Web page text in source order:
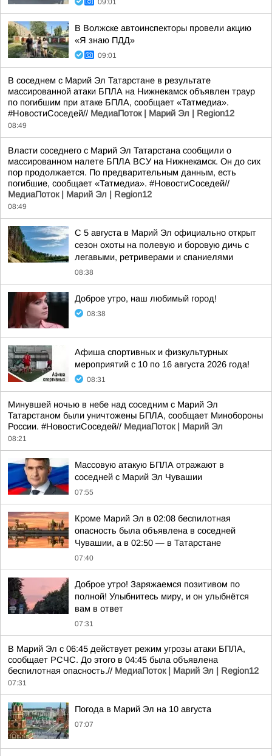
09:01
В Волжске автоинспекторы провели акцию
«Я знаю ПДД»
09:01
В соседнем с Марий Эл Татарстане в результате
массированной атаки БПЛА на Нижнекамск объявлен траур
по погибшим при атаке БПЛА, сообщает «Татмедиа».
#НовостиСоседей// МедиаПоток | Марий Эл | Region12
08:49
Власти соседнего с Марий Эл Татарстана сообщили о
массированном налете БПЛА ВСУ на Нижнекамск. Он до сих
пор продолжается. По предварительным данным, есть
погибшие, сообщает «Татмедиа». #НовостиСоседей//
МедиаПоток | Марий Эл | Region12
08:49
С 5 августа в Марий Эл официально открыт
сезон охоты на полевую и боровую дичь с
легавыми, ретриверами и спаниелями
08:38
Доброе утро, наш любимый город!
08:38
Афиша спортивных и физкультурных
мероприятий с 10 по 16 августа 2026 года!
08:31
Минувшей ночью в небе над соседним с Марий Эл
Татарстаном были уничтожены БПЛА, сообщает Минобороны
России. #НовостиСоседей// МедиаПоток | Марий Эл
08:21
Массовую атакую БПЛА отражают в
соседней с Марий Эл Чувашии
07:55
Кроме Марий Эл в 02:08 беспилотная
опасность была объявлена в соседней
Чувашии, а в 02:50 — в Татарстане
07:40
Доброе утро! Заряжаемся позитивом по
полной! Улыбнитесь миру, и он улыбнётся
вам в ответ
07:31
В Марий Эл с 06:45 действует режим угрозы атаки БПЛА,
сообщает РСЧС. До этого в 04:45 была объявлена
беспилотная опасность.// МедиаПоток | Марий Эл | Region12
07:31
Погода в Марий Эл на 10 августа
07:07